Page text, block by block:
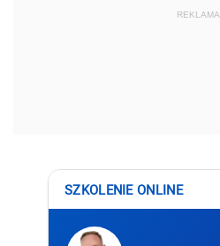
REKLAMA
SZKOLENIE ONLINE